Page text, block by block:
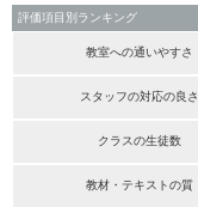
評価項目別ランキング
教室への通いやすさ
スタッフの対応の良さ
クラスの生徒数
教材・テキストの質